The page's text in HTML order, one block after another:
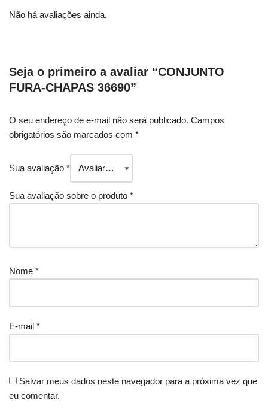
Não há avaliações ainda.
Seja o primeiro a avaliar “CONJUNTO
FURA-CHAPAS 36690”
O seu endereço de e-mail não será publicado. Campos
obrigatórios são marcados com *
Sua avaliação *
Sua avaliação sobre o produto *
Nome *
E-mail *
Salvar meus dados neste navegador para a próxima vez que
eu comentar.